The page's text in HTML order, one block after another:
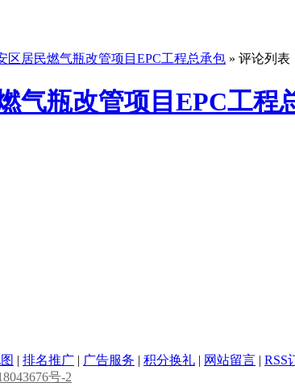
区居民燃气瓶改管项目EPC工程总承包 » 评论列表
气瓶改管项目EPC工程
| 排名推广 | 广告服务 | 积分换礼 | 网站留言 | RSS
号-2